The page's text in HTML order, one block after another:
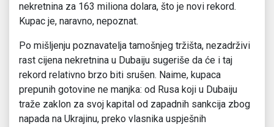
nekretnina za 163 miliona dolara, što je novi rekord.
Kupac je, naravno, nepoznat.
Po mišljenju poznavatelja tamošnjeg tržišta, nezadrživi
rast cijena nekretnina u Dubaiju sugeriše da će i taj
rekord relativno brzo biti srušen. Naime, kupaca
prepunih gotovine ne manjka: od Rusa koji u Dubaiju
traže zaklon za svoj kapital od zapadnih sankcija zbog
napada na Ukrajinu, preko vlasnika uspješnih